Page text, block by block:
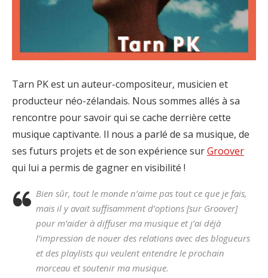
Tarn PK est un auteur-compositeur, musicien et
producteur néo-zélandais. Nous sommes allés à sa
rencontre pour savoir qui se cache derrière cette
musique captivante. Il nous a parlé de sa musique, de
ses futurs projets et de son expérience surGroover
qui lui a permis de gagner en visibilité !
Bien sûr, tout le monde n’aime pas tout ce que je fais,
mais il y avait suffisamment d’options [sur Groover]
pour m’aider à diffuser ma musique et j’ai déjà
l’impression de nouer des relations avec des blogueurs
et des playlists qui veulent entendre le prochain
morceau et soutenir ma musique.